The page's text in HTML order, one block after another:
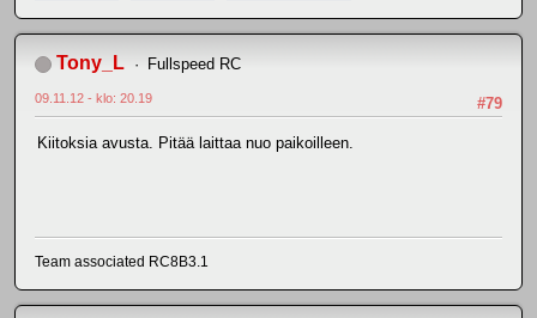
Tony_L Fullspeed RC
#79
09.11.12 - klo: 20.19
Kiitoksia avusta. Pitää laittaa nuo paikoilleen.
Team associated RC8B3.1